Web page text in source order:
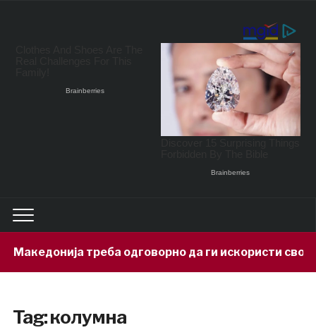
треба одговорно да ги искористи своите
Tag:колумна